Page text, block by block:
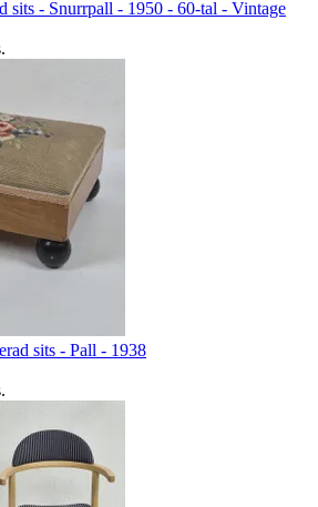
sits - Snurrpall - 1950 - 60-tal - Vintage
.
sits - Pall - 1938
.